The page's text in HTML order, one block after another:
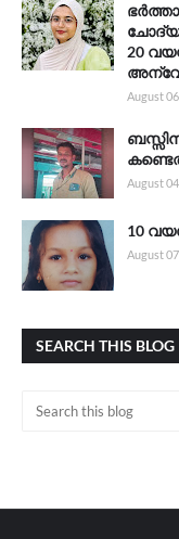
20
August
August
10
August
SEARCH THIS BLOG